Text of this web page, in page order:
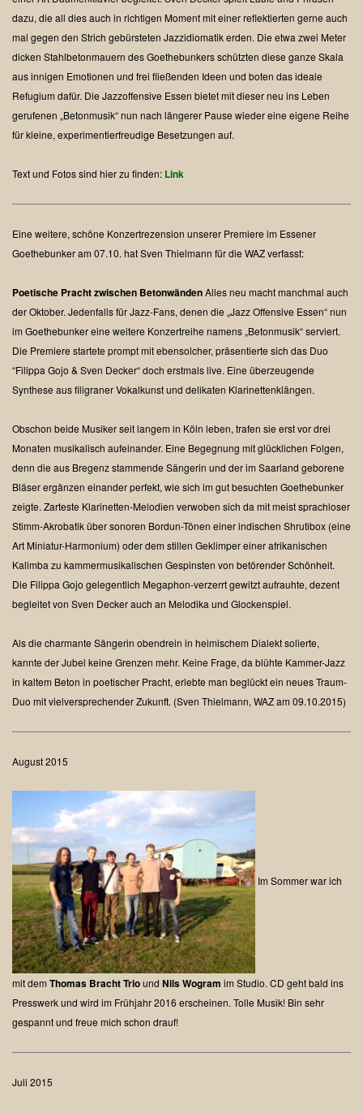
dazu, die all dies auch in richtigen Moment mit einer reflektierten gerne auch
mal gegen den Strich gebürsteten Jazzidiomatik erden. Die etwa zwei Meter
dicken Stahlbetonmauern des Goethebunkers schützten diese ganze Skala
aus innigen Emotionen und frei fließenden Ideen und boten das ideale
Refugium dafür. Die Jazzoffensive Essen bietet mit dieser neu ins Leben
gerufenen „Betonmusik“ nun nach längerer Pause wieder eine eigene Reihe
für kleine, experimentierfreudige Besetzungen auf.
Text und Fotos sind hier zu finden: Link
Eine weitere, schöne Konzertrezension unserer Premiere im Essener
Goethebunker am 07.10. hat Sven Thielmann für die WAZ verfasst:
Poetische Pracht zwischen BetonwändenAlles neu macht manchmal auch
der Oktober. Jedenfalls für Jazz-Fans, denen die „Jazz Offensive Essen“ nun
im Goethebunker eine weitere Konzertreihe namens „Betonmusik“ serviert.
Die Premiere startete prompt mit ebensolcher, präsentierte sich das Duo
“Filippa Gojo & Sven Decker“ doch erstmals live. Eine überzeugende
Synthese aus filigraner Vokalkunst und delikaten Klarinettenklängen.
Obschon beide Musiker seit langem in Köln leben, trafen sie erst vor drei
Monaten musikalisch aufeinander. Eine Begegnung mit glücklichen Folgen,
denn die aus Bregenz stammende Sängerin und der im Saarland geborene
Bläser ergänzen einander perfekt, wie sich im gut besuchten Goethebunker
zeigte. Zarteste Klarinetten-Melodien verwoben sich da mit meist sprachloser
Stimm-Akrobatik über sonoren Bordun-Tönen einer indischen Shrutibox (eine
Art Miniatur-Harmonium) oder dem stillen Geklimper einer afrikanischen
Kalimba zu kammermusikalischen Gespinsten von betörender Schönheit.
Die Filippa Gojo gelegentlich Megaphon-verzerrt gewitzt aufrauhte, dezent
begleitet von Sven Decker auch an Melodika und Glockenspiel.
Als die charmante Sängerin obendrein in heimischem Dialekt solierte,
kannte der Jubel keine Grenzen mehr. Keine Frage, da blühte Kammer-Jazz
in kaltem Beton in poetischer Pracht, erlebte man beglückt ein neues Traum-
Duo mit vielversprechender Zukunft. (Sven Thielmann, WAZ am 09.10.2015)
August 2015
Im Sommer war ich
mit demThomas Bracht Triound Nils Wogram im Studio. CD geht bald ins
Presswerk und wird im Frühjahr 2016 erscheinen. Tolle Musik! Bin sehr
gespannt und freue mich schon drauf!
Juli 2015